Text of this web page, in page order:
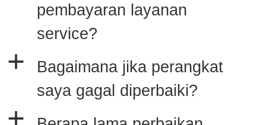
pembayaran layanan
service?
a
Bagaimana jika perangkat
saya gagal diperbaiki?
a